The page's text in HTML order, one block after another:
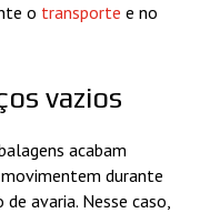
o transporte e no
vazios
acabam
durante
avaria. Nesse caso,